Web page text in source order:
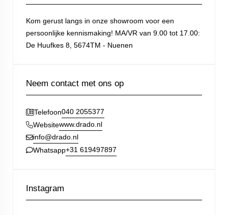
Kom gerust langs in onze showroom voor een
persoonlijke kennismaking! MA/VR van 9.00 tot 17.00:
De Huufkes 8, 5674TM - Nuenen
Neem contact met ons op
Telefoon040 2055377
Websitewww.drado.nl
info@drado.nl
Whatsapp+31 619497897
Instagram